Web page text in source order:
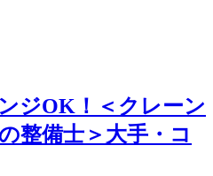
ジOK！＜クレーン
整備士＞大手・コ